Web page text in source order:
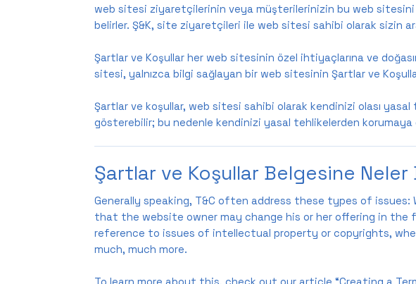
web sitesi ziyaretçilerinin veya müşterilerinizin bu web
belirler. Ş&K, site ziyaretçileri ile web sitesi sahibi olarak sizin
Şartlar ve Koşullar her web sitesinin özel ihtiyaçlarına ve
sitesi, yalnızca bilgi sağlayan bir web sitesinin Şartlar ve
Şartlar ve koşullar, web sitesi sahibi olarak kendinizi olası yasal
gösterebilir; bu nedenle kendinizi yasal tehlikelerden korumaya
Şartlar ve Koşullar Belgesine Neler
Generally speaking, T&C often address these types of
that the website owner may change his or her offering in
reference to issues of intellectual property or copyrights,
much, much more.